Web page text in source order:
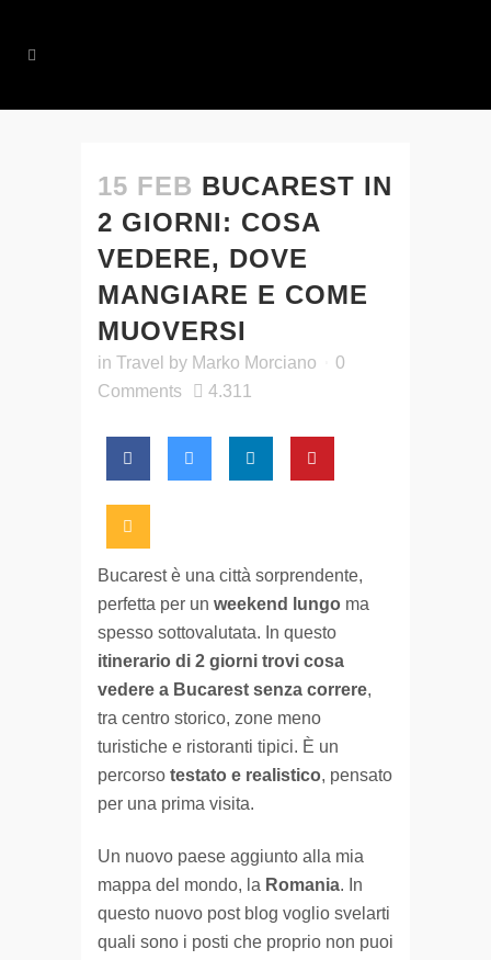
15 FEB BUCAREST IN
2 GIORNI: COSA
VEDERE, DOVE
MANGIARE E COME
MUOVERSI
in Travel by Marko Morciano
0
Comments
4.311
Bucarest è una città sorprendente,
perfetta per un weekend lungo ma
spesso sottovalutata. In questo
itinerario di 2 giorni trovi cosa
vedere a Bucarest senza correre,
tra centro storico, zone meno
turistiche e ristoranti tipici. È un
percorso testato e realistico, pensato
per una prima visita.
Un nuovo paese aggiunto alla mia
mappa del mondo, la Romania. In
questo nuovo post blog voglio svelarti
quali sono i posti che proprio non puoi